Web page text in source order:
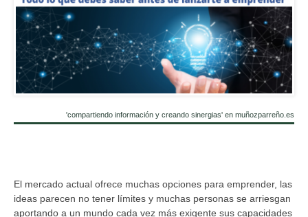
'compartiendo información y creando sinergias' en muñozparreño.es
El mercado actual ofrece muchas opciones para emprender, las
ideas parecen no tener límites y muchas personas se arriesgan
aportando a un mundo cada vez más exigente sus capacidades